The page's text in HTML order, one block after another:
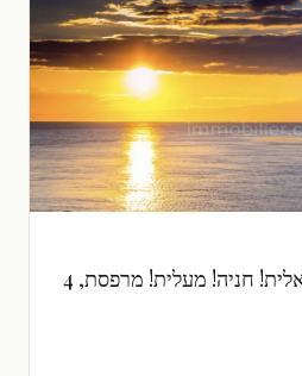
beautiful דירה אידיאלית! חניה! מעלית! מרפסת, 4